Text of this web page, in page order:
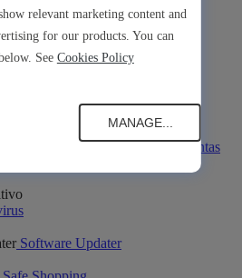
e completa com todas as ferramentas
Software Updater
relevant marketing content and
for our products. You can
See Cookies Policy
MANAGE...